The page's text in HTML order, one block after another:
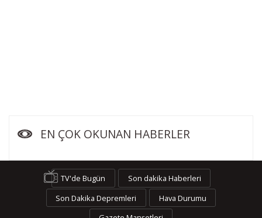
EN ÇOK OKUNAN HABERLER
TV'de Bugün
Son dakika Haberleri
Son Dakika Depremleri
Hava Durumu